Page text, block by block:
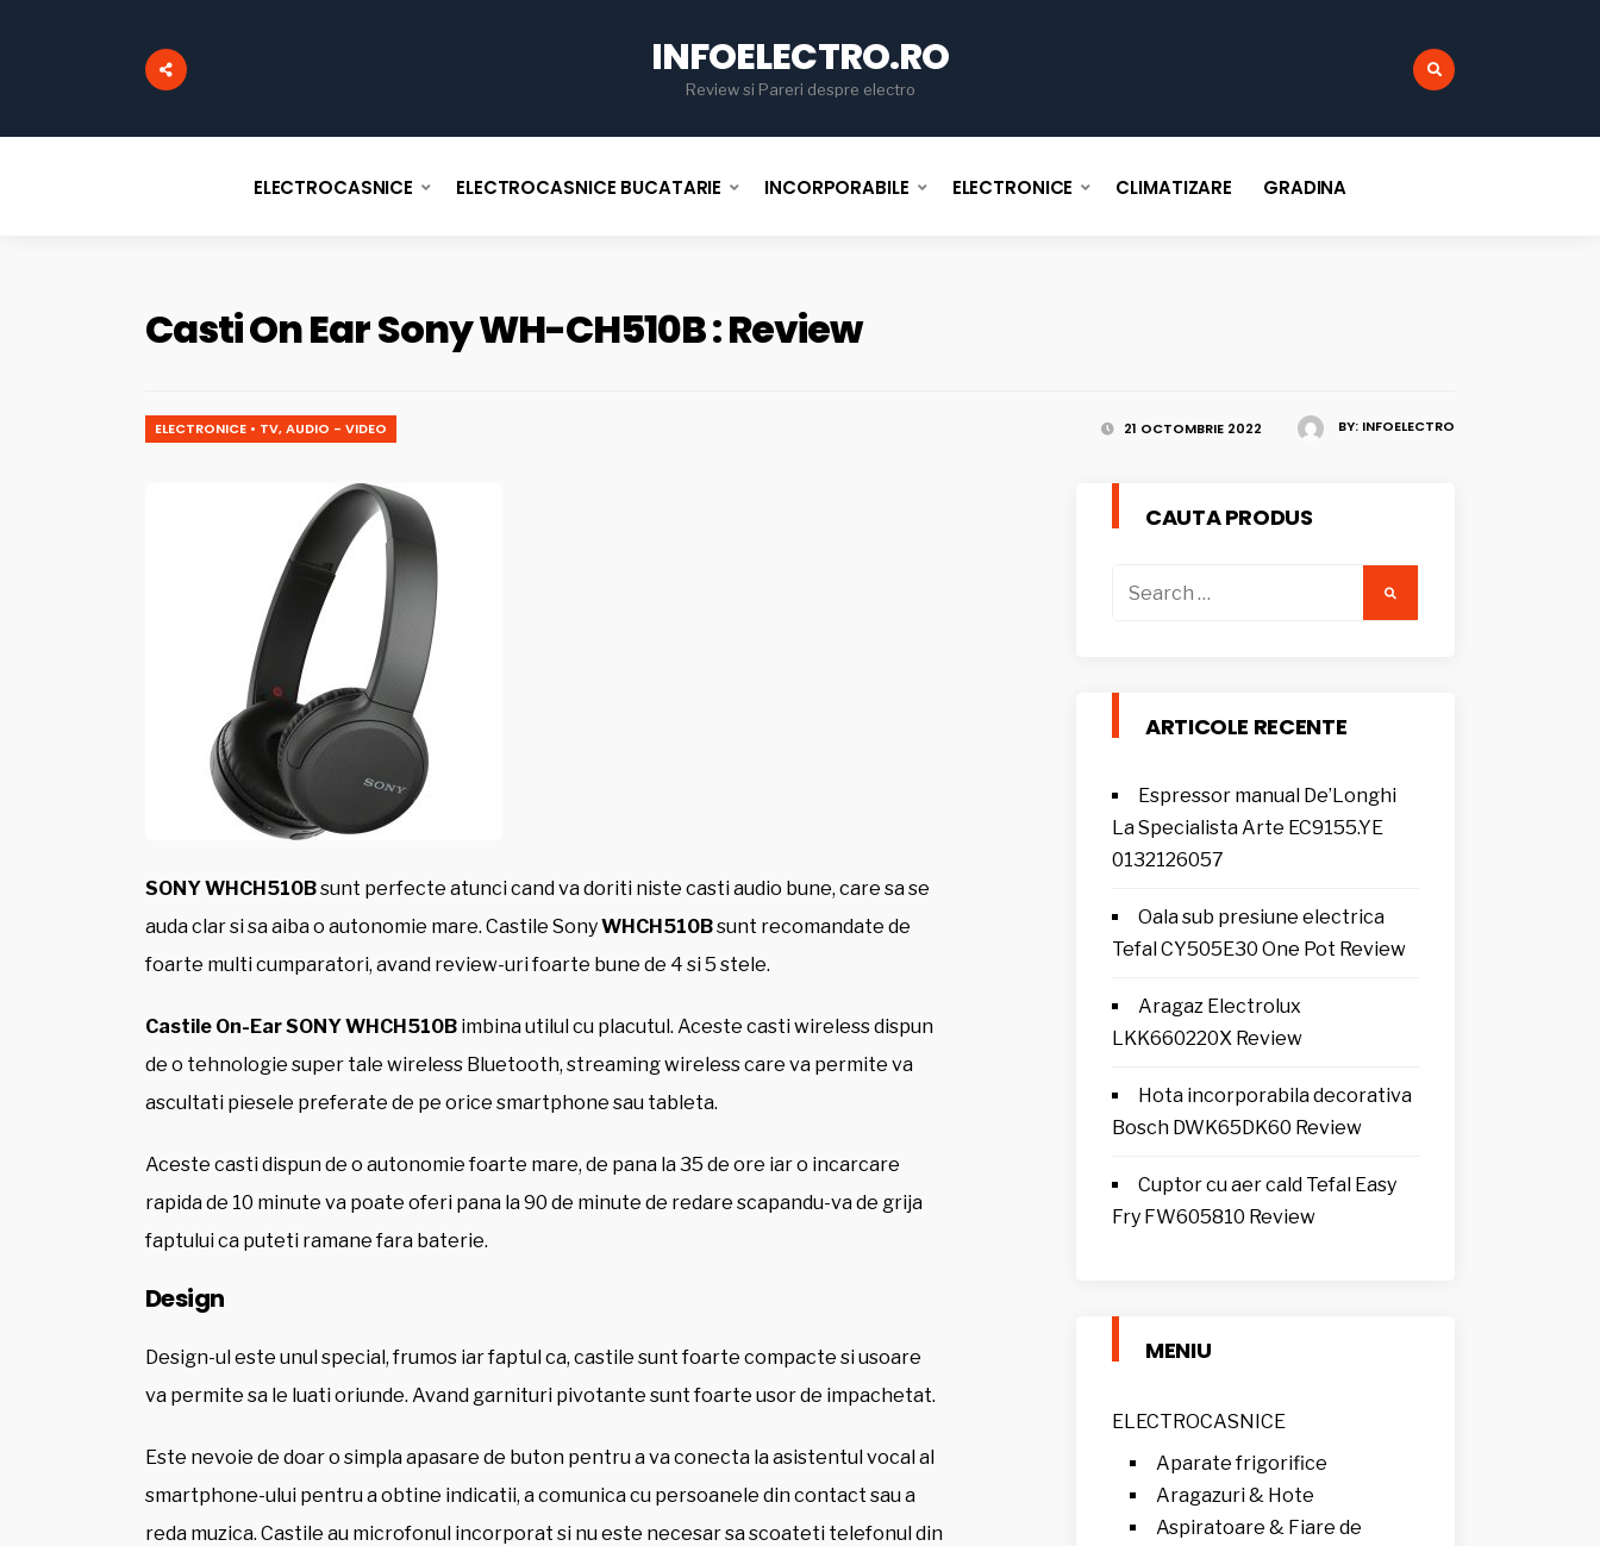
INFOELECTRO.RO
Review si Pareri despre electro
ELECTROCASNICE ELECTROCASNICE BUCATARIE INCORPORABILE ELECTRONICE CLIMATIZARE GRADINA
Casti On Ear Sony WH-CH510B : Review
BY: INFOELECTRO
21 OCTOMBRIE 2022
ELECTRONICE • TV, AUDIO - VIDEO
SONY WHCH510Bsunt perfecte atunci cand va doriti niste casti audio bune, care sa se
auda clar si sa aiba o autonomie mare. Castile SonyWHCH510Bsunt recomandate de
foarte multi cumparatori, avand review-uri foarte bune de 4 si 5 stele.
Castile On-Ear SONY WHCH510B imbina utilul cu placutul. Aceste casti wireless dispun
de o tehnologie super tale wireless Bluetooth, streaming wireless care va permite va
ascultati piesele preferate de pe orice smartphone sau tableta.
Aceste casti dispun de o autonomie foarte mare, de pana la 35 de ore iar o incarcare
rapida de 10 minute va poate oferi pana la 90 de minute de redare scapandu-va de grija
faptului ca puteti ramane fara baterie.
Design
Design-ul este unul special, frumos iar faptul ca, castile sunt foarte compacte si usoare
va permite sa le luati oriunde. Avand garnituri pivotante sunt foarte usor de impachetat.
Este nevoie de doar o simpla apasare de buton pentru a va conecta la asistentul vocal al
smartphone-ului pentru a obtine indicatii, a comunica cu persoanele din contact sau a
reda muzica. Castile au microfonul incorporat si nu este necesar sa scoateti telefonul din
CAUTA PRODUS
ARTICOLE RECENTE
Espressor manual De’Longhi
La Specialista Arte EC9155.YE
0132126057
Oala sub presiune electrica
Tefal CY505E30 One Pot Review
Aragaz Electrolux
LKK660220X Review
Hota incorporabila decorativa
Bosch DWK65DK60 Review
Cuptor cu aer cald Tefal Easy
Fry FW605810 Review
MENIU
ELECTROCASNICE
Aparate frigorifice
Aragazuri & Hote
Aspiratoare & Fiare de